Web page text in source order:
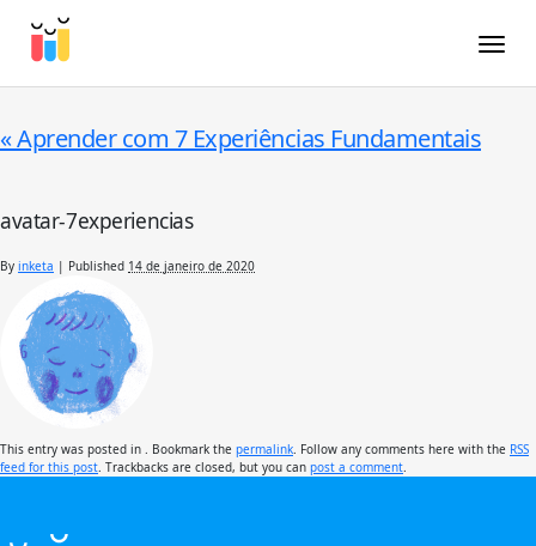
«Aprender com 7 Experiências Fundamentais
avatar-7experiencias
By inketa | Published 14 de janeiro de 2020
This entry was posted in . Bookmark the permalink . Follow any comments here with the RSS
feed for this post . Trackbacks are closed, but you can post a comment